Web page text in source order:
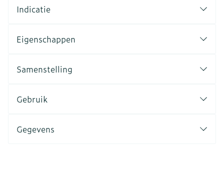
Indicatie
Eigenschappen
Samenstelling
Gebruik
Gegevens